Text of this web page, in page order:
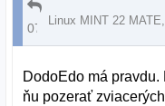
07.02.2015 | 19:14
Linux MINT 22
DodoEdo má
ňu pozerať